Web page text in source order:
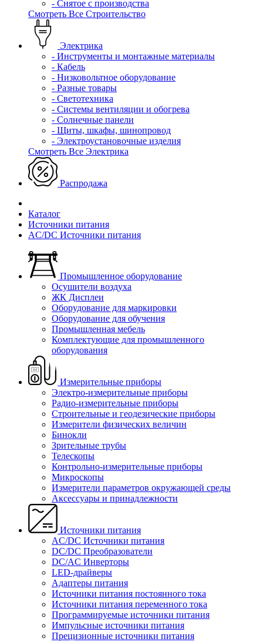
- Снятое с производства
Смотреть Все Строительство
Электрика
- Инструменты и монтажные материалы
- Кабель
- Низковольтное оборудование
- Разные товары
- Светотехника
- Системы вентиляции и обогрева
- Солнечные панели
- Щиты, шкафы, шинопровод
- Электроустановочные изделия
Смотреть Все Электрика
Распродажа
Каталог
Источники питания
AC/DC Источники питания
Промышленное оборудование
Осушители воздуха
ЖК Дисплеи
Оборудование для маркировки
Оборудование для обучения
Промышленная мебель
Комплектующие для промышленного
оборудования
Измерительные приборы
Электро-измерительные приборы
Радио-измерительные приборы
Строительные и геодезические приборы
Измерители физических величин
Бинокли
Зрительные трубы
Телескопы
Контрольно-измерительные приборы
Микроскопы
Измерители параметров окружающей среды
Аксессуары и принадлежности
Источники питания
AC/DC Источники питания
DC/DC Преобразователи
DC/AC Инверторы
LED-драйверы
Адаптеры питания
Источники питания постоянного тока
Источники питания переменного тока
Программируемые источники питания
Импульсные источники питания
Прецизионные источники питания